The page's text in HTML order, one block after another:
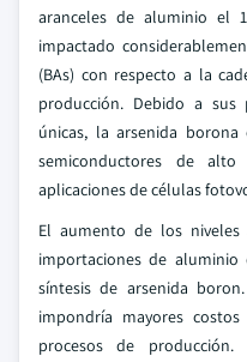
aranceles de aluminio el
impactado
(BAs) con respecto a la
producción. Debido a sus
únicas, la arsenida
semiconductores de
aplicaciones de células
El aumento de los niveles
importaciones de
síntesis de arsenida
impondría mayores
procesos de